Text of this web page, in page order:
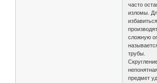
часто
изломы.
сложную
трубы.
предмет